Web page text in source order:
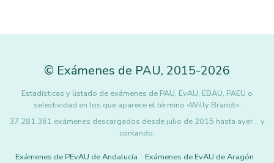
© Exámenes de PAU, 2015-2026
Estadísticas y listado de exámenes de PAU, EvAU, EBAU, PAEU o
selectividad en los que aparece el término «Willy Brandt».
37.281.361 exámenes descargados desde julio de 2015 hasta ayer... y
contando.
Exámenes de PEvAU de Andalucía
Exámenes de EvAU de Aragón